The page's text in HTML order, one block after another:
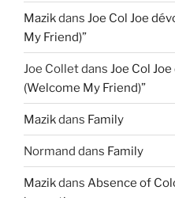
Mazikdans Joe Col Joe
My Friend)”
Joe Colletdans Joe Col
(Welcome My Friend)”
Mazikdans Family
Normand dans Family
Mazikdans Absence of